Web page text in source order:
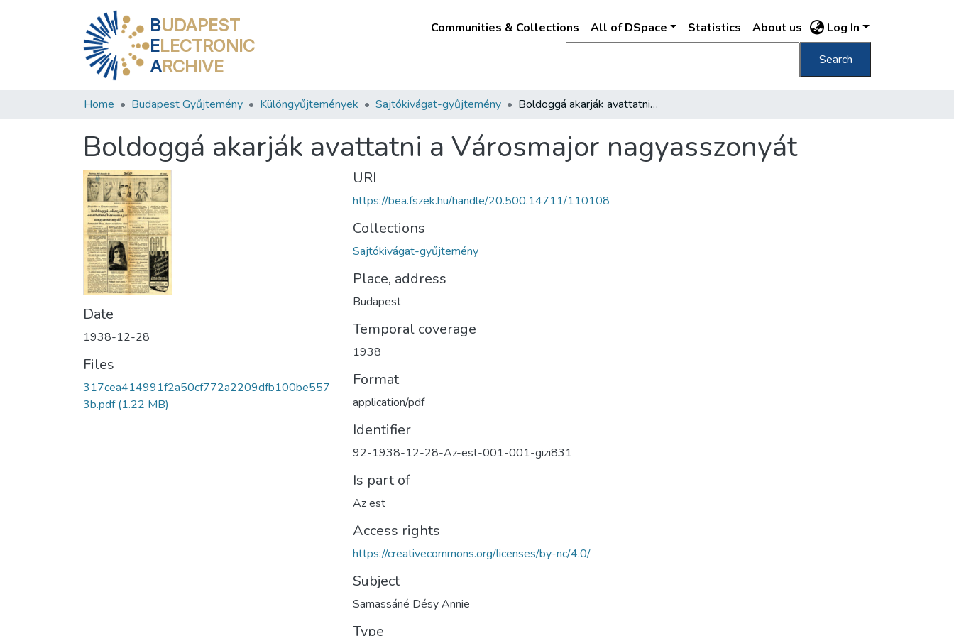
BUDAPEST
ELECTRONIC
ARCHIVE
Communities & Collections All of DSpace Statistics About us Log In
Search
Home Budapest Gyűjtemény Különgyűjtemények Sajtókivágat-gyűjtemény Boldoggá akarják avattatni a Városmajor nagyasszonyát
Boldoggá akarják avattatni a Városmajor nagyasszonyát
Date
1938-12-28
Files
317cea414991f2a50cf772a2209dfb100be557
3b.pdf(1.22 MB)
URI
https://bea.fszek.hu/handle/20.500.14711/110108
Collections
Sajtókivágat-gyűjtemény
Place, address
Budapest
Temporal coverage
1938
Format
application/pdf
Identifier
92-1938-12-28-Az-est-001-001-gizi831
Is part of
Az est
Access rights
https://creativecommons.org/licenses/by-nc/4.0/
Subject
Samassáné Désy Annie
Type